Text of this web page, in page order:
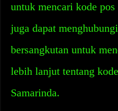
untuk mencari kode
juga dapat
bersangkutan untuk
lebih lanjut tentang
Samarinda.